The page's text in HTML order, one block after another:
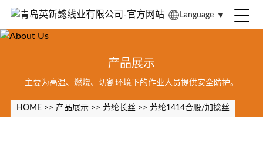
Language ▼
产品展示
主要为高温、燃烧、切割环境下的作业人员提供安全防护。
HOME>> 产品展示>> 芳纶长丝 >> 芳纶1414合股/加捻丝